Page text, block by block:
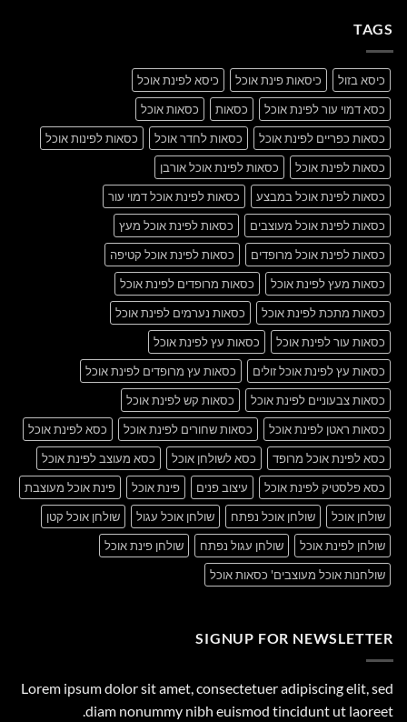
TAGS
כיסא בזול כיסאות פינת אוכל
כיסא לפינת אוכל
כסא דמוי עור לפינת אוכל
כסאות
כסאות אוכל
כסאות כפריים לפינת אוכל
כסאות לחדר אוכל
כסאות לפינות אוכל
כסאות לפינת אוכל
כסאות לפינת אוכל אורבן
כסאות לפינת אוכל במבצע
כסאות לפינת אוכל דמוי עור
כסאות לפינת אוכל מעוצבים
כסאות לפינת אוכל מעץ
כסאות לפינת אוכל מרופדים
כסאות לפינת אוכל קטיפה
כסאות מעץ לפינת אוכל
כסאות מרופדים לפינת אוכל
כסאות מתכת לפינת אוכל
כסאות נערמים לפינת אוכל
כסאות עור לפינת אוכל
כסאות עץ לפינת אוכל
כסאות עץ לפינת אוכל זולים
כסאות עץ מרופדים לפינת אוכל
כסאות צבעוניים לפינת אוכל
כסאות קש לפינת אוכל
כסאות ראטן לפינת אוכל
כסאות שחורים לפינת אוכל
כסא לפינת אוכל
כסא לפינת אוכל מרופד
כסא לשולחן אוכל
כסא מעוצב לפינת אוכל
כסא פלסטיק לפינת אוכל
עיצוב פנים פינת אוכל
פינת אוכל מעוצבת
שולחן אוכל
שולחן אוכל נפתח שולחן אוכל עגול
שולחן אוכל קטן
שולחן לפינת אוכל
שולחן עגול נפתח
שולחן פינת אוכל
שולחנות אוכל מעוצבים' כסאות אוכל
SIGNUP FOR NEWSLETTER
Lorem ipsum dolor sit amet, consectetuer adipiscing elit, sed
diam nonummy nibh euismod tincidunt ut laoreet.